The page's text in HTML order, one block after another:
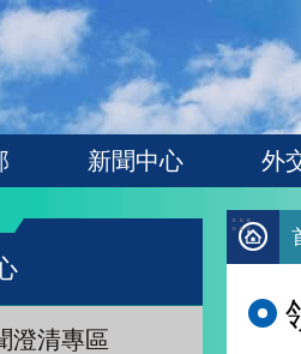
新聞中心 外
澄清專區
:::